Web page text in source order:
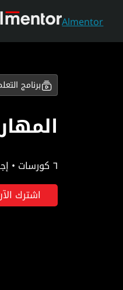
Almentor
برنامج
٦ كورسات • إجمالي المدة • متوسط
اشترك